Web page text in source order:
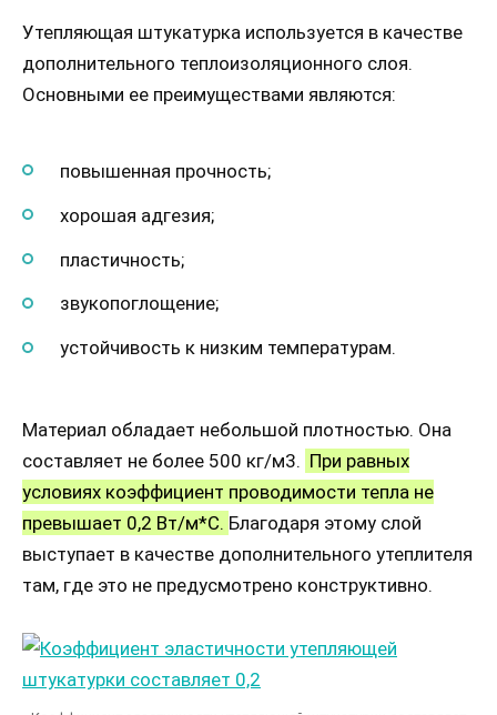
Утепляющая штукатурка используется в качестве
дополнительного теплоизоляционного слоя.
Основными ее преимуществами являются:
повышенная прочность;
хорошая адгезия;
пластичность;
звукопоглощение;
устойчивость к низким температурам.
Материал обладает небольшой плотностью. Она
составляет не более 500 кг/м3. При равных
условиях коэффициент проводимости тепла не
превышает 0,2 Вт/м*С. Благодаря этому слой
выступает в качестве дополнительного утеплителя
там, где это не предусмотрено конструктивно.